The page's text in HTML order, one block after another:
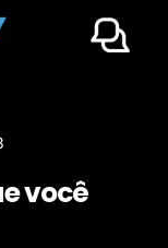
você